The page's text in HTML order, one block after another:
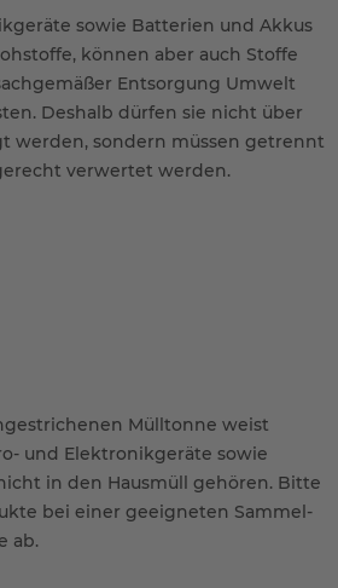
sowie Batterien und Akkus
können aber auch Stoffe
Entsorgung Umwelt
Deshalb dürfen sie nicht über
werden, sondern müssen getrennt
verwertet werden.
Mülltonne weist
und Elektronikgeräte sowie
in den Hausmüll gehören. Bitte
bei einer geeigneten Sammel-
ab.